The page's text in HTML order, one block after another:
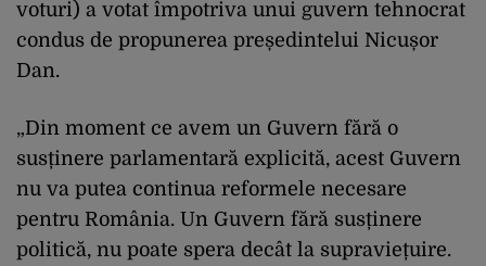
voturi) a votat împotriva unui guvern tehnocrat
condus de propunerea președintelui Nicușor
Dan.
„Din moment ce avem un Guvern fără o
susținere parlamentară explicită, acest Guvern
nu va putea continua reformele necesare
pentru România. Un Guvern fără susținere
politică, nu poate spera decât la supraviețuire.